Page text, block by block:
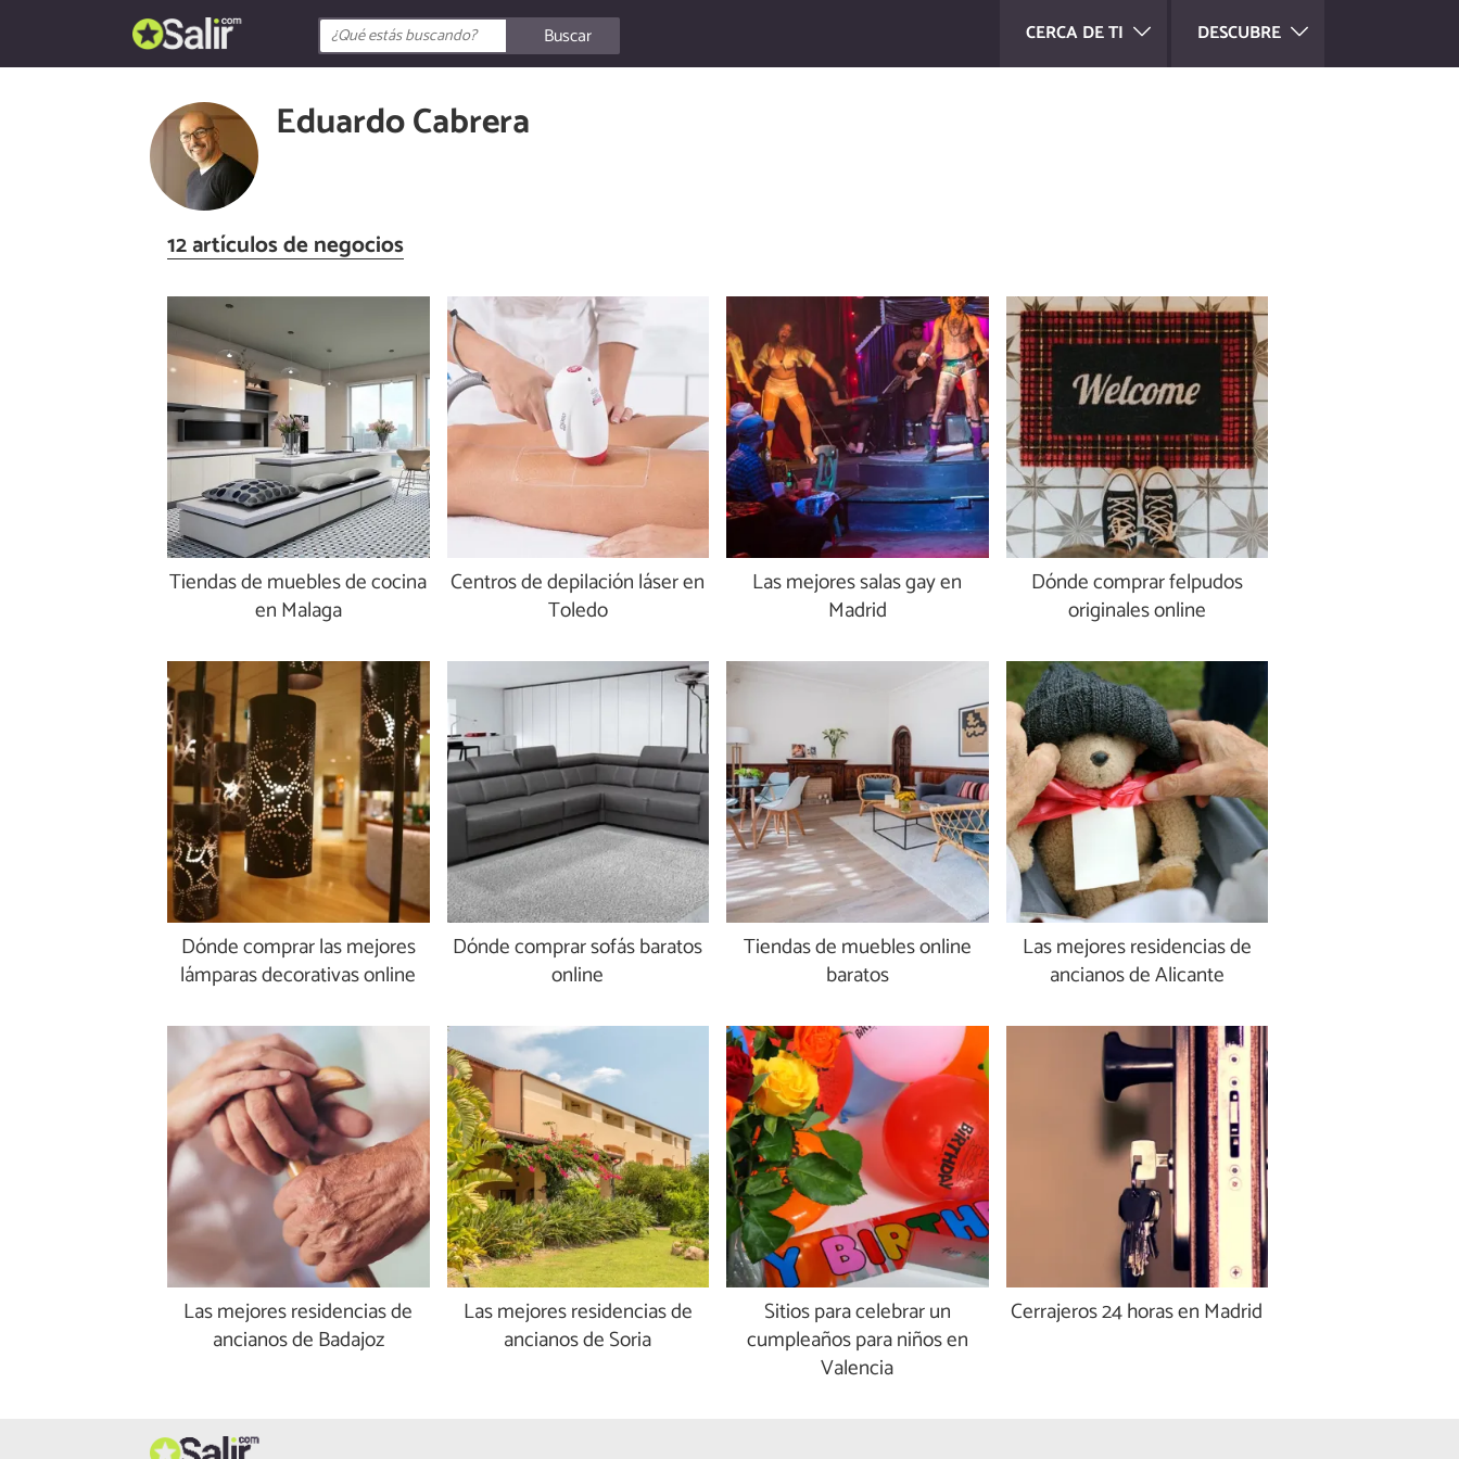
CERCA DE TI DESCUBRE
Buscar
Eduardo Cabrera
12 artículos de negocios
Tiendas de muebles de cocina
en Malaga
Centros de depilación láser en
Toledo
Las mejores salas gay en
Madrid
Dónde comprar felpudos
originales online
Dónde comprar las mejores
lámparas decorativas online
Dónde comprar sofás baratos
online
Tiendas de muebles online
baratos
Las mejores residencias de
ancianos de Alicante
Las mejores residencias de
ancianos de Badajoz
Las mejores residencias de
ancianos de Soria
Sitios para celebrar un
cumpleaños para niños en
Valencia
Cerrajeros 24 horas en Madrid